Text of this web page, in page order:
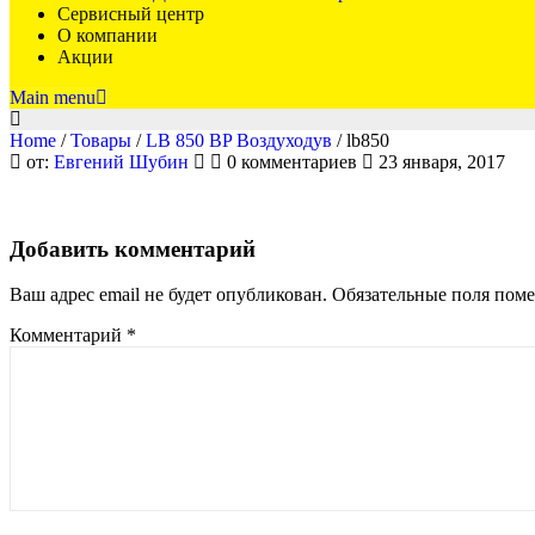
Сервисный центр
О компании
Акции
Main menu
Home / Товары / LB 850 BP Воздуходув / lb850
LB850
от: Евгений Шубин 0 комментариев 23 января, 2017
Добавить комментарий
Ваш адрес email не будет опубликован. Обязательные поля
Комментарий *